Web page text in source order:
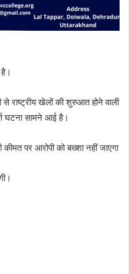
राष्ट्रीय खेलों की शुरुआत होने वाली
घटना सामने आई है।
पर आरोपी को बख्शा नहीं जाएगा